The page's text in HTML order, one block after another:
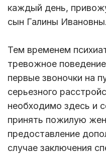
каждый день,
сын Галины Ивановны.
Тем временем
тревожное
первые звоночки на
серьезного
необходимо здесь и
принять пожилую
предоставление
случае заключения